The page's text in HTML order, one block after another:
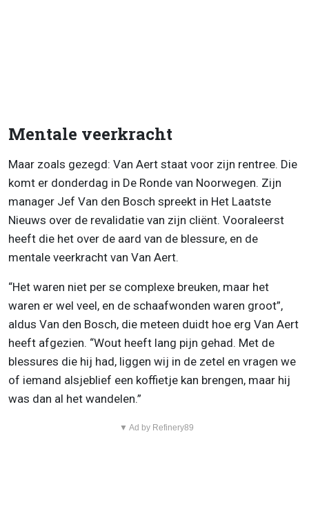
Mentale veerkracht
Maar zoals gezegd: Van Aert staat voor zijn rentree. Die
komt er donderdag in De Ronde van Noorwegen. Zijn
manager Jef Van den Bosch spreekt in Het Laatste
Nieuws over de revalidatie van zijn cliënt. Vooraleerst
heeft die het over de aard van de blessure, en de
mentale veerkracht van Van Aert.
“Het waren niet per se complexe breuken, maar het
waren er wel veel, en de schaafwonden waren groot”,
aldus Van den Bosch, die meteen duidt hoe erg Van Aert
heeft afgezien. “Wout heeft lang pijn gehad. Met de
blessures die hij had, liggen wij in de zetel en vragen we
of iemand alsjeblief een koffietje kan brengen, maar hij
was dan al het wandelen.”
▼ Ad by Refinery89